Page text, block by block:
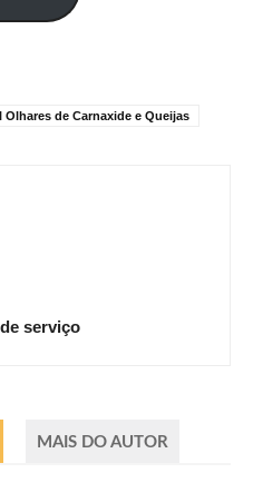
Olhares de Carnaxide e Queijas
serviço
MAIS DO AUTOR